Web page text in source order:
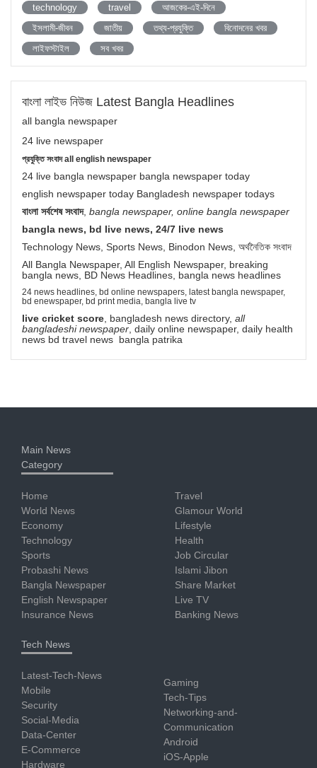
technology
travel
আজকের-এই-দিনে
ইসলামী-জীবন
জাতীয় তথ্য-প্রযুক্তি
বিনোদনের খবর
লাইফস্টাইল
সব খবর
বাংলা লাইভ নিউজ Latest Bangla Headlines
all bangla newspaper
24 live newspaper
প্রযুক্তি সংবাদ all english newspaper
24 live bangla newspaper bangla newspaper today
english newspaper today Bangladesh newspaper todays
বাংলা সর্বশেষ সংবাদ, bangla newspaper, online bangla newspaper
bangla news, bd live news, 24/7 live news
Technology News, Sports News, Binodon News, অর্থনৈতিক সংবাদ
All Bangla Newspaper, All English Newspaper, breaking
bangla news, BD News Headlines, bangla news headlines
24 news headlines, bd online newspapers, latest bangla newspaper,
bd enewspaper, bd print media, bangla live tv
live cricket score , bangladesh news directory, all
bangladeshi newspaper , daily online newspaper, daily health
news bd travel news bangla patrika
Main News
Category
Home
World News
Economy
Technology
Sports
Probashi News
Bangla Newspaper
English Newspaper
Insurance News
Travel
Glamour World
Lifestyle
Health
Job Circular
Islami Jibon
Share Market
Live TV
Banking News
Tech News
Latest-Tech-News
Mobile
Security
Social-Media
Data-Center
E-Commerce
Hardware
Gaming
Tech-Tips
Networking-and-
Communication
Android
iOS-Apple